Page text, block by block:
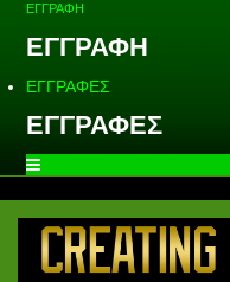
ΕΓΓΡΑΦΗ
ΕΓΓΡΑΦΗ
ΕΓΓΡΑΦΕΣ
ΕΓΓΡΑΦΕΣ